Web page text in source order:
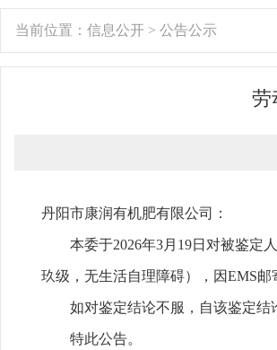
当前位置： 信息公开 > 公告公示
劳
丹阳市康润有机肥有限公司：
本委于2026年3月19日对被鉴定
玖级，无生活自理障碍），因EMS
如对鉴定结论不服，自该鉴定
特此公告。